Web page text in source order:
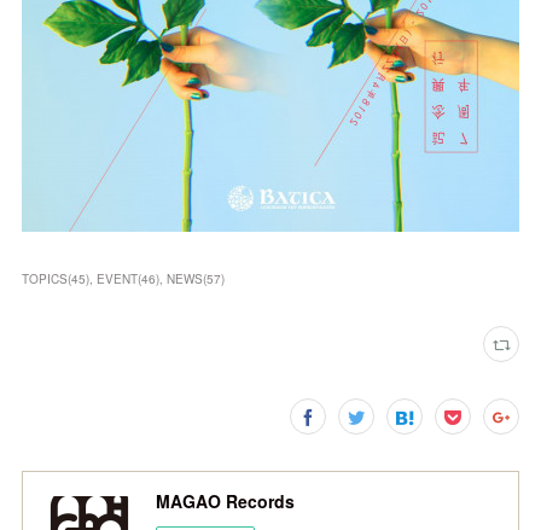
TOPICS(45) EVENT(46) NEWS(57)
MAGAO Records